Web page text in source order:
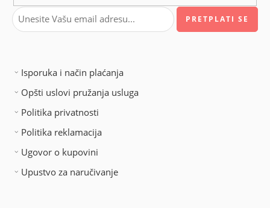
Isporuka i način plaćanja
Opšti uslovi pružanja usluga
Politika privatnosti
Politika reklamacija
Ugovor o kupovini
Upustvo za naručivanje